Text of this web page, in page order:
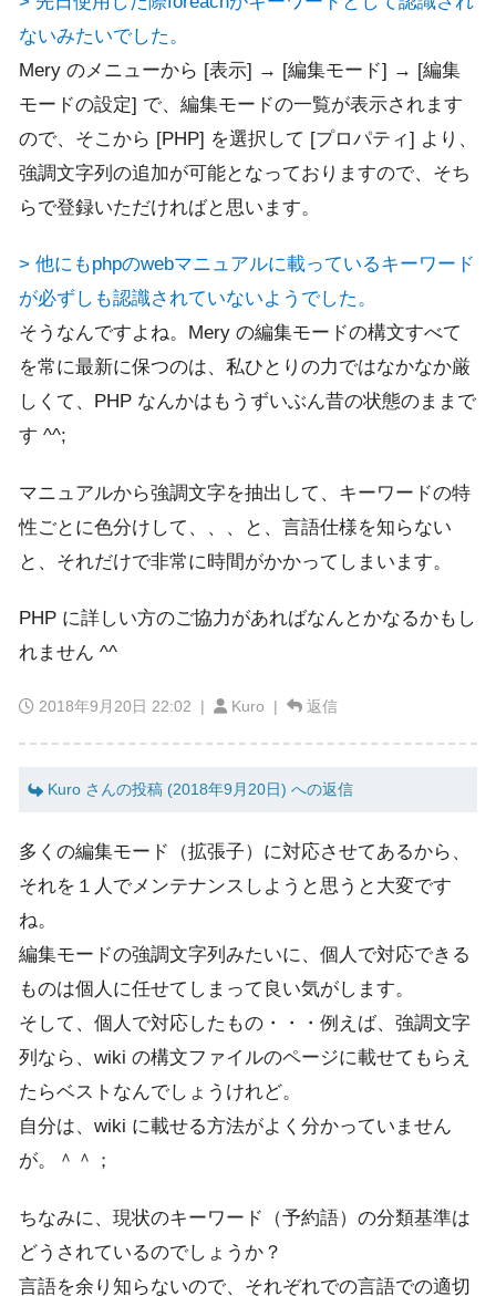
ないみたいでした。
Mery のメニューから [表示] → [編集モード] → [編集
モードの設定] で、編集モードの一覧が表示されます
ので、そこから [PHP] を選択して [プロパティ] より、
強調文字列の追加が可能となっておりますので、そち
らで登録いただければと思います。
> 他にもphpのwebマニュアルに載っているキーワード
が必ずしも認識されていないようでした。
そうなんですよね。Mery の編集モードの構文すべて
を常に最新に保つのは、私ひとりの力ではなかなか厳
しくて、PHP なんかはもうずいぶん昔の状態のままで
す ^^;
マニュアルから強調文字を抽出して、キーワードの特
性ごとに色分けして、、、と、言語仕様を知らない
と、それだけで非常に時間がかかってしまいます。
PHP に詳しい方のご協力があればなんとかなるかもし
れません ^^
2018年9月20日 22:02 | Kuro | 返信
Kuro さんの投稿 (2018年9月20日) への返信
多くの編集モード（拡張子）に対応させてあるから、
それを１人でメンテナンスしようと思うと大変です
ね。
編集モードの強調文字列みたいに、個人で対応できる
ものは個人に任せてしまって良い気がします。
そして、個人で対応したもの・・・例えば、強調文字
列なら、wiki の構文ファイルのページに載せてもらえ
たらベストなんでしょうけれど。
自分は、wiki に載せる方法がよく分かっていません
が。＾＾；
ちなみに、現状のキーワード（予約語）の分類基準は
どうされているのでしょうか？
言語を余り知らないので、それぞれでの言語での適切